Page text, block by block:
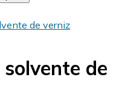
de verniz
de